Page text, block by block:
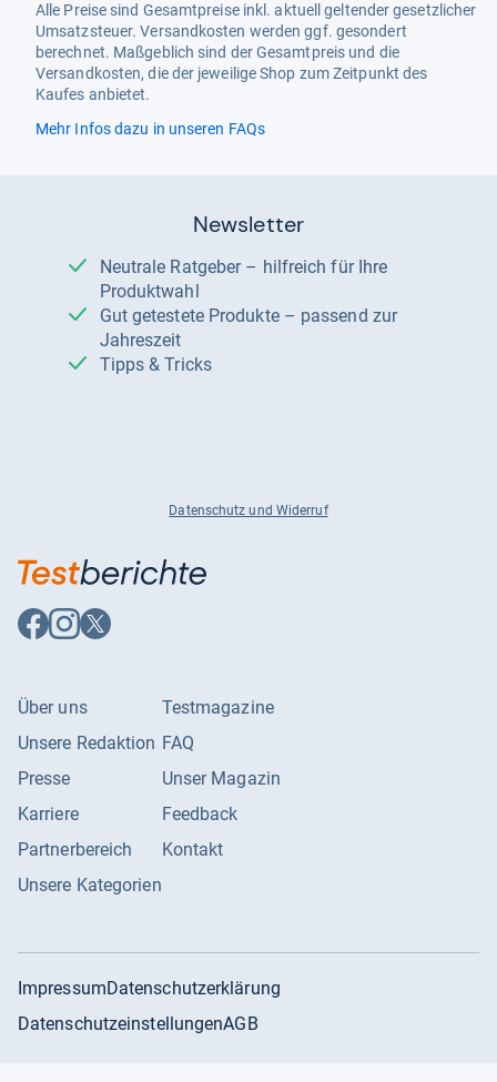
Alle Preise sind Gesamtpreise inkl. aktuell geltender gesetzlicher
Umsatzsteuer. Versandkosten werden ggf. gesondert
berechnet. Maßgeblich sind der Gesamtpreis und die
Versandkosten, die der jeweilige Shop zum Zeitpunkt des
Kaufes anbietet.
Mehr Infos dazu in unseren FAQs
Newsletter
Neutrale Ratgeber – hilfreich für Ihre
Produktwahl
Gut getestete Produkte – passend zur
Jahreszeit
Tipps & Tricks
Datenschutz und Widerruf
Auf
Facebook
Auf
Instagram
Auf
X
Über uns
Unsere Redaktion
Presse
Karriere
Partnerbereich
Unsere Kategorien
Testmagazine
FAQ
Unser Magazin
Feedback
Kontakt
ImpressumDatenschutzerklärung
DatenschutzeinstellungenAGB